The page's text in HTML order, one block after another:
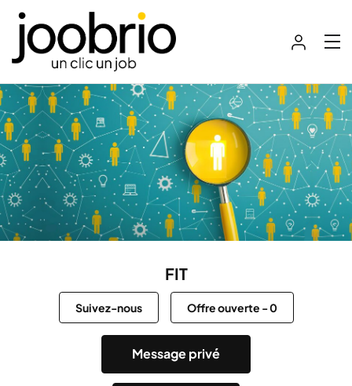
FIT
Suivez-nous Offre ouverte -0
Message privé